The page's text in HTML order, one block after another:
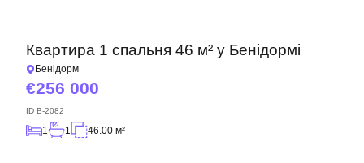
Квартира 1 спальня 46 м² у Бенідормі
Бенідорм
256 000
ID B-2082
1 1 46.00 м²